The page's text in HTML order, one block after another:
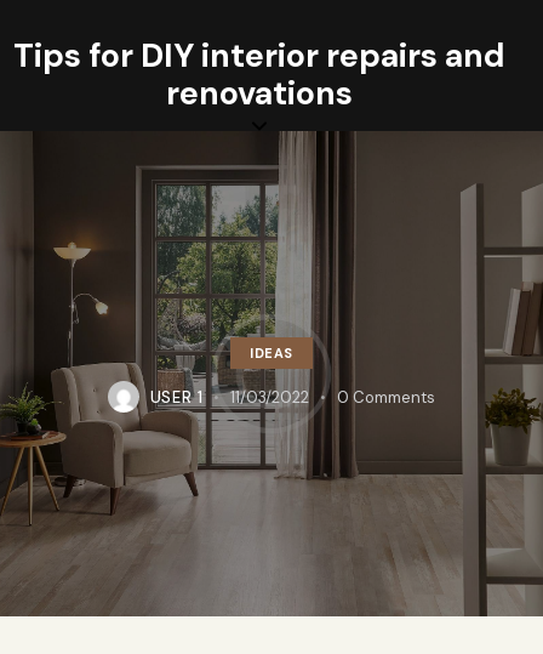
Tips for DIY interior repairs and
renovations
IDEAS
USER 1 11/03/2022 0 Comments